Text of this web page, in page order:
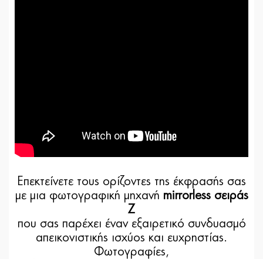
Επεκτείνετε τους ορίζοντες της έκφρασής σας
με μια φωτογραφική μηχανή mirrorless σειράς
Z
που σας παρέχει έναν εξαιρετικό συνδυασμό
απεικονιστικής ισχύος και ευχρηστίας.
Φωτογραφίες,